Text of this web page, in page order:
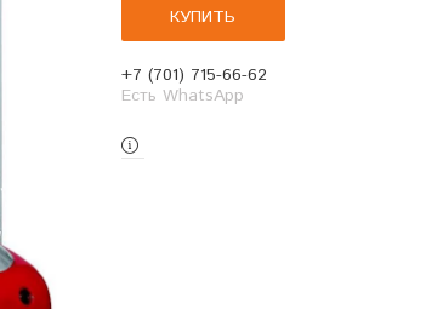
КУПИТЬ
+7 (701) 715-66-62
Есть WhatsApp